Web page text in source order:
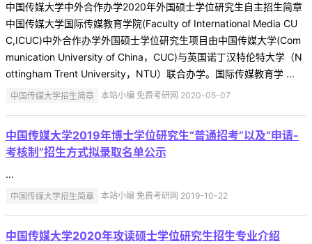
中国传媒大学中外合作办学2020年外国硕士学位研究生自主招生简章
中国传媒大学国际传媒教育学院(Faculty of International Media CU
C,ICUC)中外合作办学外国硕士学位研究生项目由中国传媒大学(Com
munication University of China，CUC)与英国诺丁汉特伦特大学（N
ottingham Trent University，NTU）联合办学。国际传媒教育学 ...
中国传媒大学招生简章 本站小编 免费考研网 2020-05-07
中国传媒大学2019年博士学位研究生“普通招考”以及“申请-
考核制”招生方式拟录取名单公示
...
中国传媒大学招生简章 本站小编 免费考研网 2019-10-22
中国传媒大学2020年攻读硕士学位研究生招生专业介绍